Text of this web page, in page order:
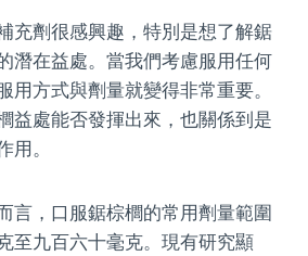
充劑很感興趣，特別是想了解鋸
潛在益處。當我們考慮服用任何
用方式與劑量就變得非常重要。
益處能否發揮出來，也關係到是
。
言，口服鋸棕櫚的常用劑量範圍
至九百六十毫克。現有研究顯